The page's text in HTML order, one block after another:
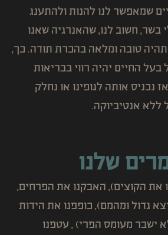
שמאפשר לנו להנות ולהתענג
בשר, חשוב לנו, שהאנרגיה שאנו
טובה ומלאה בהכרת תודה. כך,
בעל החיים יהיה רווי בבריאות
נכניס אותה לגופינו או נחלק
ללא אנטיביוקה.
שלנו
את הקוצים), האבקנו את הפרחים,
גדול ומהמם), כופפנו את הידות
ישבר מעומס הפרי) , עטפנו